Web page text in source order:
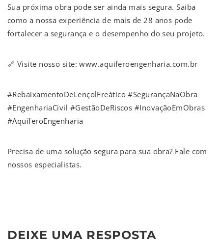
Sua próxima obra pode ser ainda mais segura. Saiba
como a nossa experiência de mais de 28 anos pode
fortalecer a segurança e o desempenho do seu projeto.
🔗 Visite nosso site: www.aquiferoengenharia.com.br
#RebaixamentoDeLençolFreático #SegurançaNaObra
#EngenhariaCivil #GestãoDeRiscos #InovaçãoEmObras
#AquíferoEngenharia
Precisa de uma solução segura para sua obra? Fale com
nossos especialistas.
DEIXE UMA RESPOSTA